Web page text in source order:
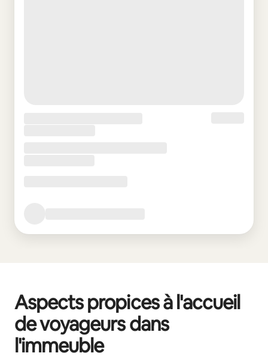
Aspects propices à l'accueil
de voyageurs dans
l'immeuble